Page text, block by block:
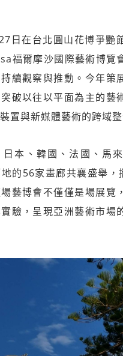
日在台北圓山花博爭艷
福爾摩沙國際藝術博覽
續觀察與推動。今年策
破以往以平面為主的藝
置與新媒體藝術的跨域整
日本、韓國、法國、馬
的56家畫廊共襄盛舉，
藝博會不僅僅是場展覽
驗，呈現亞洲藝術市場